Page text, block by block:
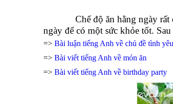
Chế độ ăn hằng ngày
ngày để có một sức khỏe tốt.
=> Bài luận tiếng Anh về chủ đề tình yêu
=> Bài viết tiếng Anh về món ăn
=> Bài viết tiếng Anh về birthday party